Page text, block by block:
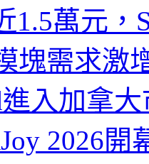
1.5萬元，
塊需求激
入加拿
2026